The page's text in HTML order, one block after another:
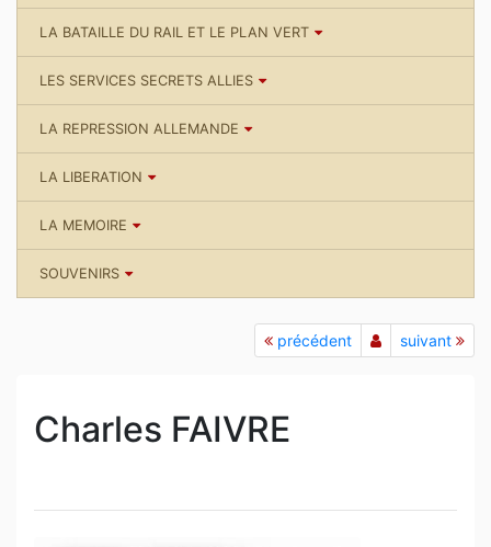
LA BATAILLE DU RAIL ET LE PLAN VERT
LES SERVICES SECRETS ALLIES
LA REPRESSION ALLEMANDE
LA LIBERATION
LA MEMOIRE
SOUVENIRS
précédent suivant
Charles FAIVRE